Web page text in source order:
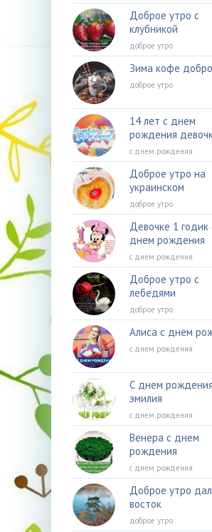
Доброе утро с
клубникой
доброе утро
Зима кофе
доброе утро
14 лет с днем
рождения
с днем рождения
Доброе утро на
украинском
доброе утро
Девочке 1 годик
днем рождения
с днем рождения
Доброе утро с
лебедями
доброе утро
Алиса с днем
с днем рождения
С днем рождения
эмилия
с днем рождения
Венера с днем
рождения
с днем рождения
Доброе утро
восток
доброе утро